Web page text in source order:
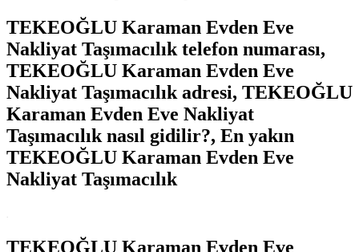
TEKEOĞLU Karaman Evden Eve
Nakliyat Taşımacılık telefon numarası,
TEKEOĞLU Karaman Evden Eve
Nakliyat Taşımacılık adresi, TEKEOĞLU
Karaman Evden Eve Nakliyat
Taşımacılık nasıl gidilir?, En yakın
TEKEOĞLU Karaman Evden Eve
Nakliyat Taşımacılık
TEKEOĞLU Karaman Evden Eve